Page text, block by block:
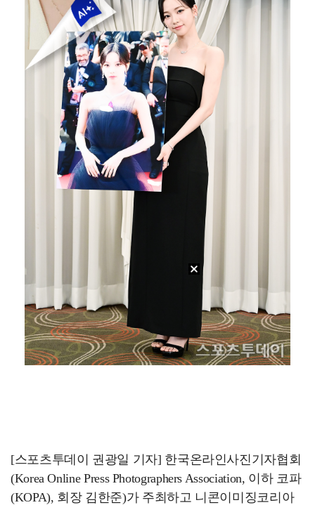
[ST포토] 정지효, 수분 보충은 필수
[스포츠투데이 권광일 기자] 한국온라인사진기자협회
(Korea Online Press Photographers Association, 이하 코파
(KOPA), 회장 김한준)가 주최하고 니콘이미징코리아